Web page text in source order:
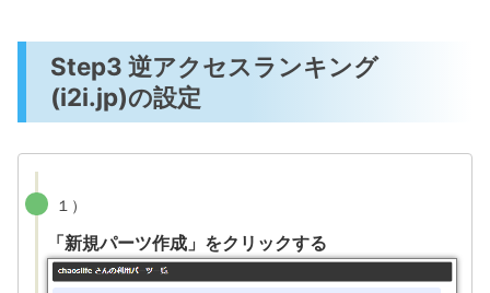
Step3 逆アクセスランキング
(i2i.jp)の設定
１）
「新規パーツ作成」をクリックする